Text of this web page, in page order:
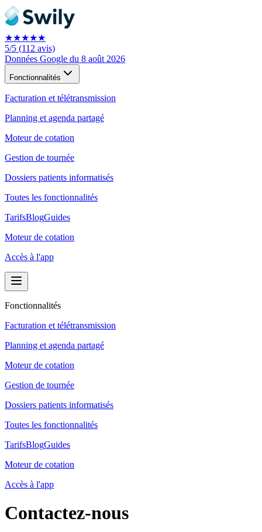
★★★★★
5/5 (112 avis)
Données Google du 8 août 2026
Fonctionnalités
Facturation et télétransmission
Planning et agenda partagé
Moteur de cotation
Gestion de tournée
Dossiers patients informatisés
Toutes les fonctionnalités
TarifsBlogGuides
Moteur de cotation
Accès à l'app
Fonctionnalités
Facturation et télétransmission
Planning et agenda partagé
Moteur de cotation
Gestion de tournée
Dossiers patients informatisés
Toutes les fonctionnalités
TarifsBlogGuides
Moteur de cotation
Accès à l'app
Contactez-nous